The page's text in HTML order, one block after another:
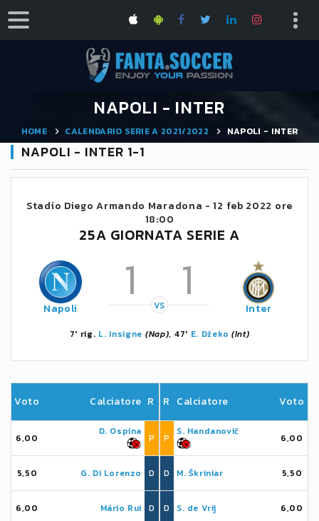
NAPOLI - INTER
HOME CALENDARIO SERIE A 2021/2022 NAPOLI - INTER
NAPOLI - INTER 1-1
Stadio Diego Armando Maradona -12 feb 2022 ore
18:00
25A GIORNATA SERIE A
Napoli 1 1
VS Inter
7' rig. L. Insigne (Nap), 47' E. Džeko (Int)
Voto Calciatore R
6,00
D. Ospina
P
5,50 G. Di Lorenzo D
6,00 Mário Rui D
R Calciatore Voto
P
S. Handanovič
6,00
D M. Škriniar 5,50
D S. de Vrij 6,00